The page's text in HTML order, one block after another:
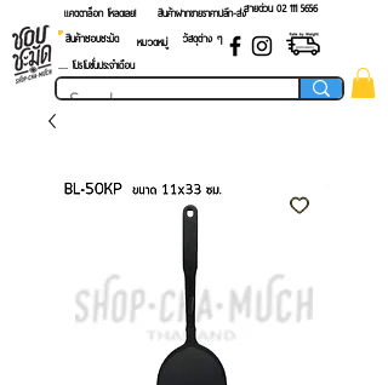
แคตตาล็อก โหลดเลย! สายด่วน 02 ​111 5656
สินค้าฝากขายราคาปลีก-ส่ง
สินค้าชอบชะมัด
หมวดหมู่
วัสดุต่าง ๆ
.... โปรโมชั่นประจำเดือน